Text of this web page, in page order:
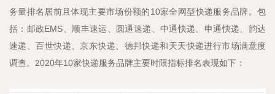
务量排名居前且体现主要市场份额的10家全网型快递服务品牌。包
括：邮政EMS、顺丰速运、圆通速递、中通快递、申通快递、韵达
速递、百世快递、京东快递、德邦快递和天天快递进行市场满意度
调查。2020年10家快递服务品牌主要时限指标排名表现如下：